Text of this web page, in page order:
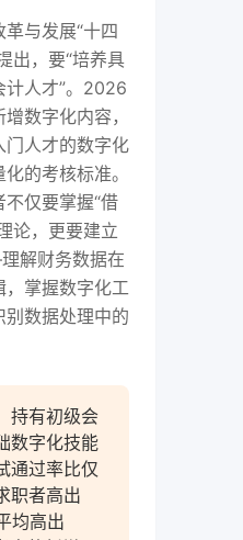
与发展“十四
出，要“培养具
计人才”。2026
数字化内容，
门人才的数字化
的考核标准。
仅要掌握“借
论，更要建立
解财务数据在
，掌握数字化工
数据处理中的
持有初级会
数字化技能
通过率比仅
职者高出
均高出